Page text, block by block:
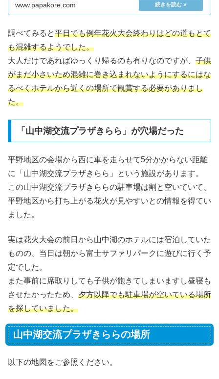
www.papakore.com
調べてみると平日でも例年花火大会終わりはどの道もとて
も混雑するようでした。
大人だけであればゆっくり帰るのも有りなのですが、 子供
がまだ小さいため混雑に巻き込まれないようにするにはな
るべくホテルから近くの場所で観賞する必要がありまし
た。
「山中湖交流プラザきらら」が穴場だった
平野地区の会場から西に車を走らせて5分かからない距離
に「山中湖交流プラザきらら」という施設があります。
この山中湖交流プラザきららの駐車場は割と空いていて、
平野地区から打ち上がる花火が見やすいとの情報を得てい
ました。
実は花火大会の前日から山中湖のホテルには宿泊していた
ものの、当日は朝から富士サファリパークに遊びに行く予
定でした。
また事前に席取りしても子供が飽きてしまいますし昼寝も
させたかったため、 夕方以降でも駐車場が空いている場所
を探していました。
山中湖交流プラザきららの場所
以下の地図をご参照ください。